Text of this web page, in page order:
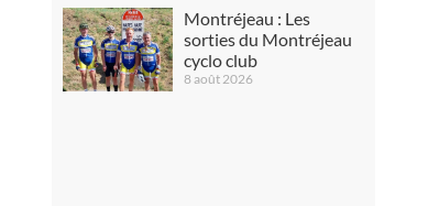
Montréjeau : Les
sorties du Montréjeau
cyclo club
8 août 2026